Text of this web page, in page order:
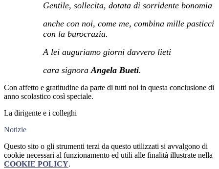
Gentile, sollecita, dotata di sorridente bonomia
anche con noi, come me, combina mille pasticci
con la burocrazia.
A lei auguriamo giorni davvero lieti
cara signoraAngela Bueti.
Con affetto e gratitudine da parte di tutti noi in questa conclusione di
anno scolastico così speciale.
La dirigente e i colleghi
Notizie
Questo sito o gli strumenti terzi da questo utilizzati si avvalgono di
cookie necessari al funzionamento ed utili alle finalità illustrate nella
COOKIE POLICY.